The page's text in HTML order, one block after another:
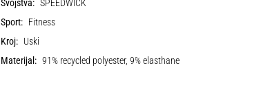
Svojstva: SPEEDWICK
Sport: Fitness
Kroj: Uski
Materijal: 91% recycled polyester, 9% elasthane